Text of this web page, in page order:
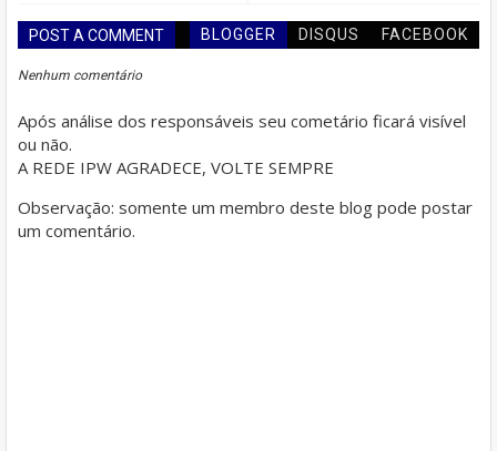
POST A COMMENT BLOGGER DISQUS FACEBOOK
Nenhum comentário
Após análise dos responsáveis seu cometário ficará visível
ou não.
A REDE IPW AGRADECE, VOLTE SEMPRE
Observação: somente um membro deste blog pode postar
um comentário.